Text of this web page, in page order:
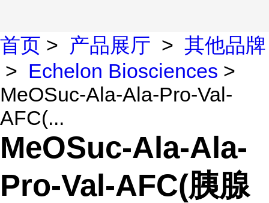
首页 > 产品展厅 > 其他品牌
> Echelon Biosciences >
MeOSuc-Ala-Ala-Pro-Val-
AFC(...
MeOSuc-Ala-Ala-
Pro-Val-AFC(胰腺